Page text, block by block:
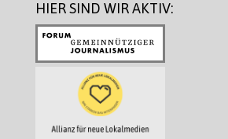
HIER SIND WIR AKTIV: